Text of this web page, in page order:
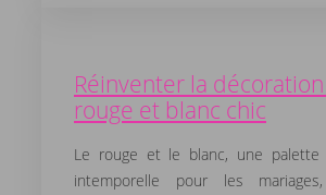
Réinventer la
rouge et blanc chic
Le rouge et le blanc, une palette
intemporelle pour les